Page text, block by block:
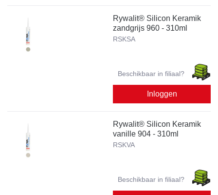
Rywalit® Silicon Keramik
zandgrijs 960 - 310ml
RSKSA
Beschikbaar in filiaal?
Inloggen
Rywalit® Silicon Keramik
vanille 904 - 310ml
RSKVA
Beschikbaar in filiaal?